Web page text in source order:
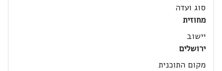
סוג ועדה
מחוזית
יישוב
ירושלים
מקום התוכנית